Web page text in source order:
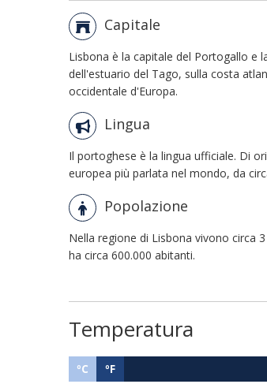
Capitale
Lisbona è la capitale del Portogallo e
dell'estuario del Tago, sulla costa
occidentale d'Europa.
Lingua
Il portoghese è la lingua ufficiale. Di
europea più parlata nel mondo, da
Popolazione
Nella regione di Lisbona vivono circa
ha circa 600.000 abitanti.
Temperatura
ºC ºF